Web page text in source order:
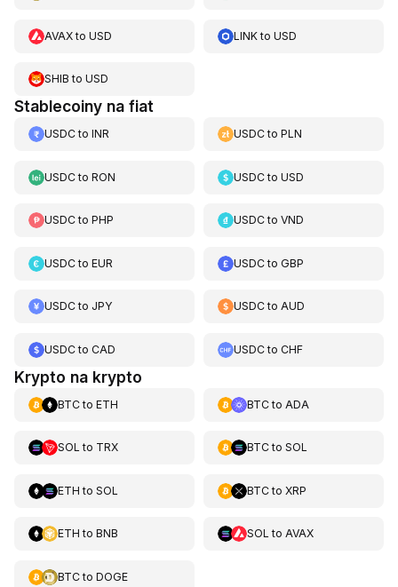
AVAXto USD LINKtoUSD
SHIB to USD
Stablecoiny na fiat
USDCto INR USDCtoPLN
USDCto RON USDCtoUSD
USDCto PHP USDCtoVND
USDCto EUR USDCtoGBP
USDCto JPY USDCtoAUD
USDCto CAD USDCtoCHF
Krypto na krypto
BTCto ETH BTCto ADA
SOL to TRX BTCto SOL
ETH to SOL BTCto XRP
ETH to BNB SOL to AVAX
BTCto DOGE